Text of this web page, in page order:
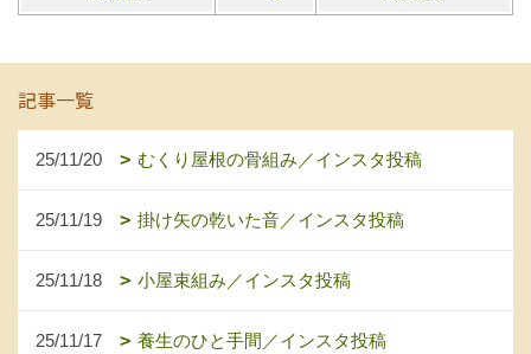
記事一覧
25/11/20 むくり屋根の骨組み／インスタ投稿
25/11/19 掛け矢の乾いた音／インスタ投稿
25/11/18 小屋束組み／インスタ投稿
25/11/17 養生のひと手間／インスタ投稿